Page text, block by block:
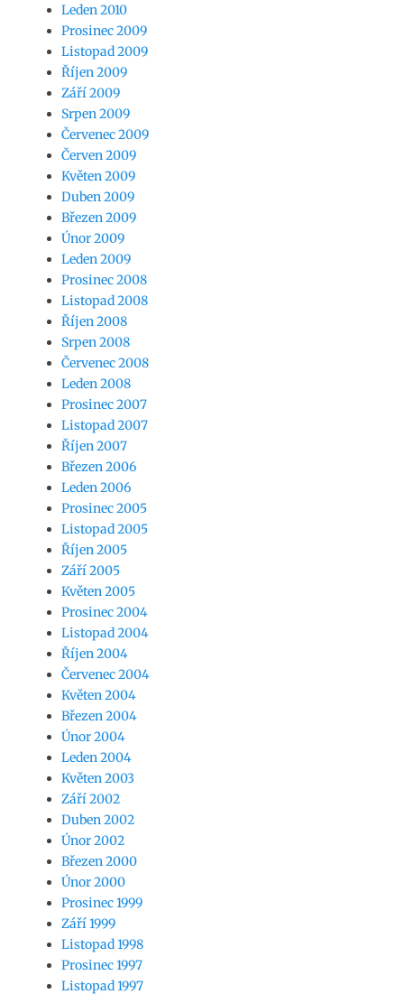
Leden 2010
Prosinec 2009
Listopad 2009
Říjen 2009
Září 2009
Srpen 2009
Červenec 2009
Červen 2009
Květen 2009
Duben 2009
Březen 2009
Únor 2009
Leden 2009
Prosinec 2008
Listopad 2008
Říjen 2008
Srpen 2008
Červenec 2008
Leden 2008
Prosinec 2007
Listopad 2007
Říjen 2007
Březen 2006
Leden 2006
Prosinec 2005
Listopad 2005
Říjen 2005
Září 2005
Květen 2005
Prosinec 2004
Listopad 2004
Říjen 2004
Červenec 2004
Květen 2004
Březen 2004
Únor 2004
Leden 2004
Květen 2003
Září 2002
Duben 2002
Únor 2002
Březen 2000
Únor 2000
Prosinec 1999
Září 1999
Listopad 1998
Prosinec 1997
Listopad 1997